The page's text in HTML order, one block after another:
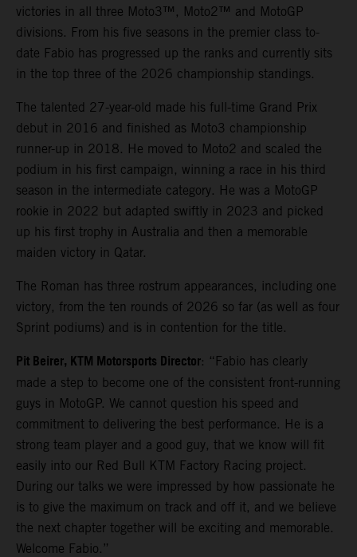
victories in all three Moto3™, Moto2™ and MotoGP
divisions. From his five seasons in the premier class to-
date Fabio has progressed up the ranks and currently sits
in the top three of the 2026 championship standings.
The talented 27-year-old made his full-time Grand Prix
debut in 2016 and finished as Moto3 championship
runner-up in 2018. He moved to Moto2 and scaled the
podium in his first campaign, winning a race in his third
season in the intermediate category. He was a MotoGP
rookie in 2022 but adapted swiftly in 2023 and picked
up his first trophy in Australia and then a memorable
maiden victory in Qatar.
The Roman has three rostrum appearances, including one
victory, from the ten rounds of 2026 so far (as well as four
Sprint podiums) and is in contention for the title.
Pit Beirer, KTM Motorsports Director: “Fabio has clearly
made a step to become one of the consistent front-running
guys in MotoGP. We cannot question his speed and
commitment to delivering the best performance. He is a
strong team player and a good guy, that we know will fit
easily into our Red Bull KTM Factory Racing project.
During our talks we were impressed by how passionate he
is to give the maximum on track and off it, and we believe
the next chapter together will be exciting and memorable.
Welcome Fabio.”